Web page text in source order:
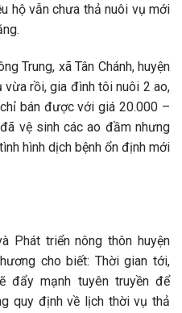
hộ vẫn chưa thả nuôi vụ mới
Trung, xã Tân Chánh, huyện
vừa rồi, gia đình tôi nuôi 2 ao,
bán được với giá 20.000 –
vệ sinh các ao đầm nhưng
hình dịch bệnh ổn định mới
Phát triển nông thôn huyện
cho biết: Thời gian tới,
đẩy mạnh tuyên truyền để
quy định về lịch thời vụ thả